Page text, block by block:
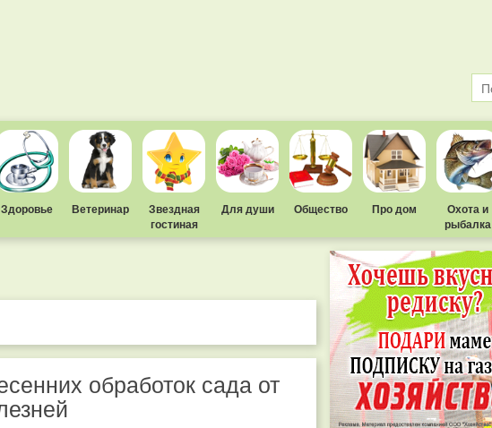
Здоровье Ветеринар
Звездная
гостиная
Для души Общество Про дом
Охота и
рыбалка
обработок сада от